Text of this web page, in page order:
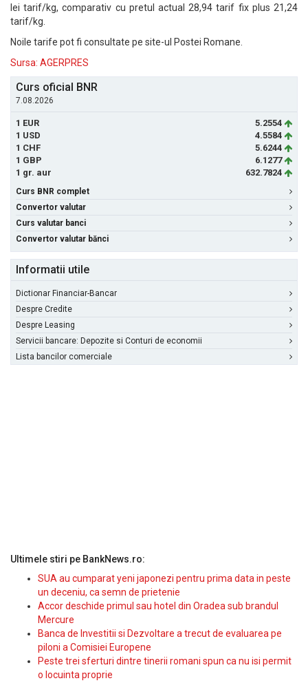
lei tarif/kg, comparativ cu pretul actual 28,94 tarif fix plus 21,24
tarif/kg.
Noile tarife pot fi consultate pe site-ul Postei Romane.
Sursa: AGERPRES
Curs oficial BNR
7.08.2026
1 EUR
5.2554
1 USD
4.5584
1 CHF
5.6244
1 GBP
6.1277
1 gr. aur
632.7824
Curs BNR complet
Convertor valutar
Curs valutar banci
Convertor valutar bănci
Informatii utile
Dictionar Financiar-Bancar
Despre Credite
Despre Leasing
Servicii bancare: Depozite si Conturi de economii
Lista bancilor comerciale
Ultimele stiri pe BankNews.ro:
SUA au cumparat yeni japonezi pentru prima data in peste
un deceniu, ca semn de prietenie
Accor deschide primul sau hotel din Oradea sub brandul
Mercure
Banca de Investitii si Dezvoltare a trecut de evaluarea pe
piloni a Comisiei Europene
Peste trei sferturi dintre tinerii romani spun ca nu isi permit
o locuinta proprie